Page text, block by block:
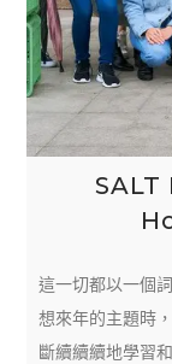
這一切都以一個
想來年的主題時
斷續續續地學習